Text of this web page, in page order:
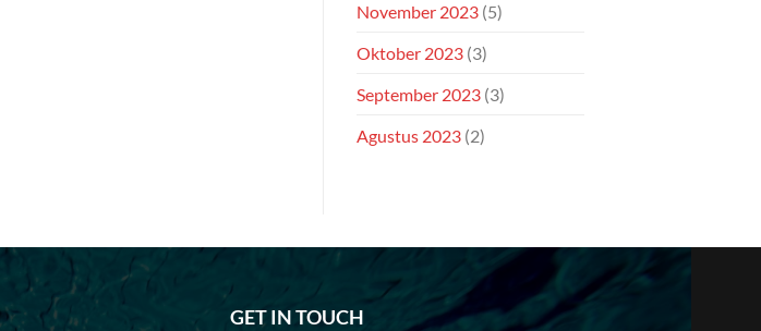
November 2023 (5)
Oktober 2023 (3)
September 2023 (3)
Agustus 2023 (2)
GET IN TOUCH